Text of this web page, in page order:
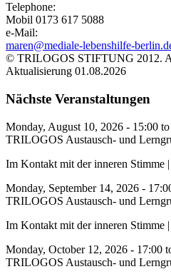
Telephone:
Mobil 0173 617 5088
e-Mail:
maren@mediale-lebenshilfe-
© TRILOGOS STIFTUNG 2012.
Aktualisierung 01.08.2026
Nächste Veranstaltungen
Monday, August 10, 2026 - 15:00 to
TRILOGOS Austausch- und
Im Kontakt mit der inneren Stimme
Monday, September 14, 2026 -
TRILOGOS Austausch- und
Im Kontakt mit der inneren Stimme
Monday, October 12, 2026 - 17:00
TRILOGOS Austausch- und